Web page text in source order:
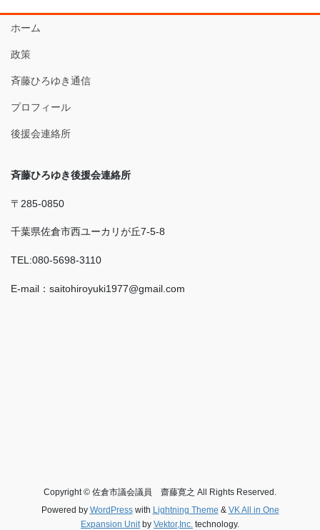
ホーム
政策
斉藤ひろゆき通信
プロフィール
後援会連絡所
斉藤ひろゆき後援会連絡所
〒285-0850
千葉県佐倉市西ユーカリが丘7-5-8
TEL:080-5698-3110
E-mail：saitohiroyuki1977@gmail.com
Copyright © 佐倉市議会議員 齋藤寛之 All Rights Reserved.
Powered by WordPresswith Lightning Theme & VK All in One
Expansion Unitby Vektor,Inc. technology.